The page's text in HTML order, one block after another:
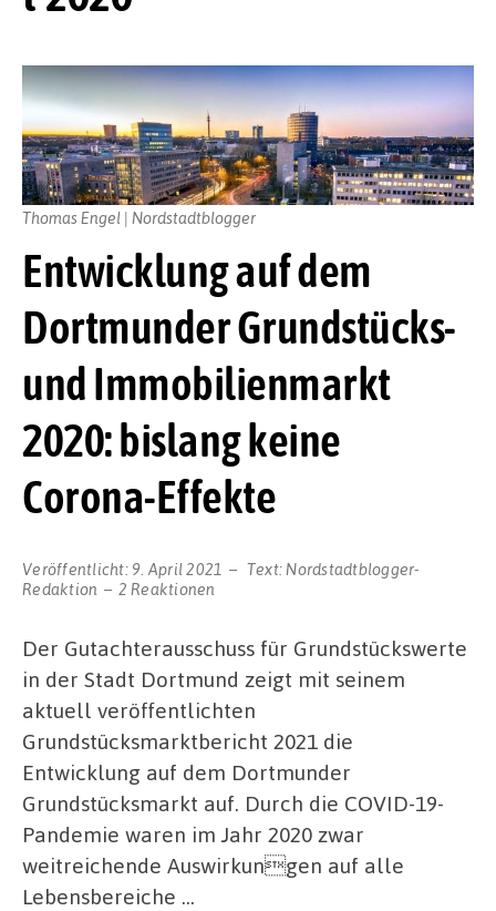
Entwicklung auf dem
Dortmunder Grundstücks-
und Immobilienmarkt
2020: bislang keine
Corona-Effekte
Veröffentlicht: 9. April 2021 Text: Nordstadtblogger-
Redaktion
2 Reaktionen
Thomas Engel | Nordstadtblogger
Der Gutachterausschuss für Grundstückswerte
in der Stadt Dortmund zeigt mit seinem
aktuell veröffentlichten
Grundstücksmarktbericht 2021 die
Entwicklung auf dem Dortmunder
Grundstücksmarkt auf. Durch die COVID-19-
Pandemie waren im Jahr 2020 zwar
weitreichende Auswirkungen auf alle
Lebensbereiche …